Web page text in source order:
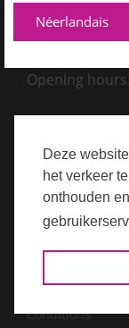
Deze
het verkeer
onthouden
Néerlandais
Opening hours:
0
op 5
Privacy
Conditions